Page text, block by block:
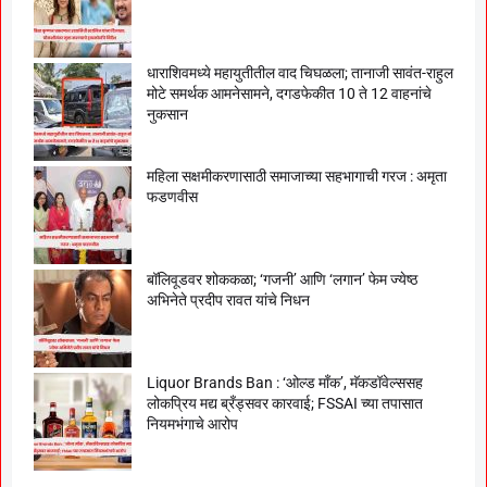
धाराशिवमध्ये महायुतीतील वाद चिघळला; तानाजी सावंत-राहुल
मोटे समर्थक आमनेसामने, दगडफेकीत 10 ते 12 वाहनांचे
नुकसान
महिला सक्षमीकरणासाठी समाजाच्या सहभागाची गरज : अमृता
फडणवीस
बॉलिवूडवर शोककळा; ‘गजनी’ आणि ‘लगान’ फेम ज्येष्ठ
अभिनेते प्रदीप रावत यांचे निधन
Liquor Brands Ban : ‘ओल्ड मॉंक’, मॅकडॉवेल्ससह
लोकप्रिय मद्य ब्रँड्सवर कारवाई; FSSAI च्या तपासात
नियमभंगाचे आरोप